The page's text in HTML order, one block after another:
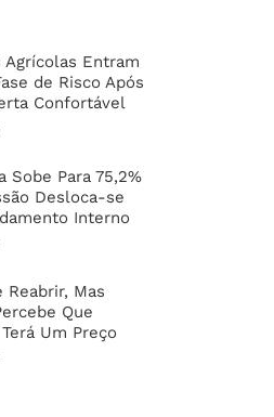
Entram
de Risco Após
Confortável
Sobe Para 75,2%
Desloca-se
Interno
Reabrir, Mas
Que
Um Preço